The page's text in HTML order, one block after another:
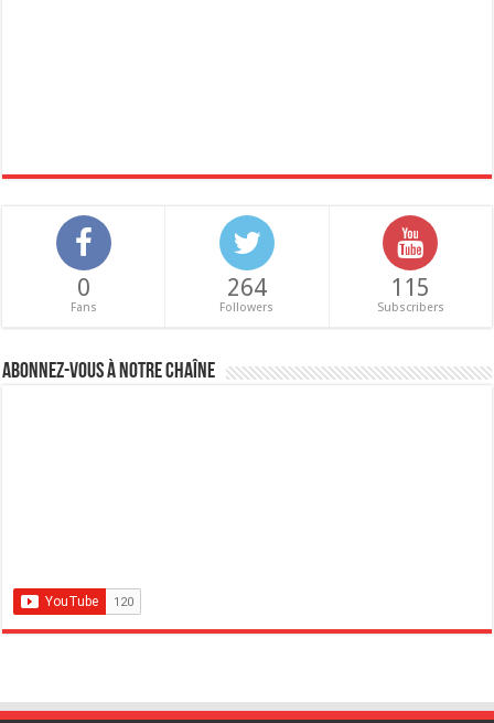
0
Fans
264
Followers
115
Subscribers
Abonnez-vous à notre chaîne